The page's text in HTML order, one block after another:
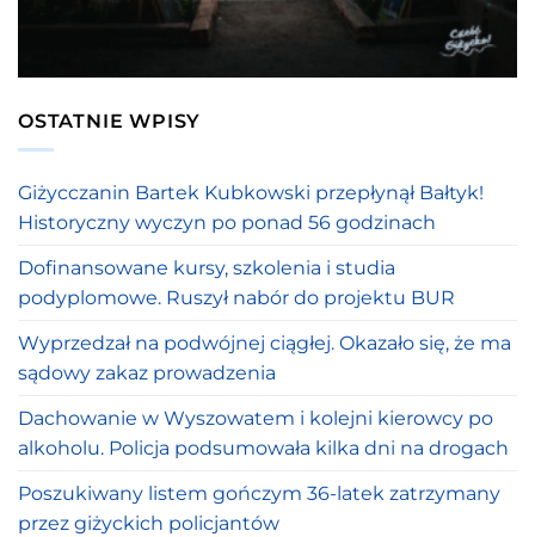
OSTATNIE WPISY
Giżycczanin Bartek Kubkowski przepłynął Bałtyk!
Historyczny wyczyn po ponad 56 godzinach
Dofinansowane kursy, szkolenia i studia
podyplomowe. Ruszył nabór do projektu BUR
Wyprzedzał na podwójnej ciągłej. Okazało się, że ma
sądowy zakaz prowadzenia
Dachowanie w Wyszowatem i kolejni kierowcy po
alkoholu. Policja podsumowała kilka dni na drogach
Poszukiwany listem gończym 36-latek zatrzymany
przez giżyckich policjantów